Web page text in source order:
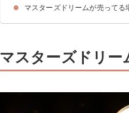
①楽天市場│ザ・プレミアム・モ
②Amazon｜ザ・プレミアム・モ
③ヨドバシカメラ│ザ・プレミア
マスターズドリームが売ってる
マスターズドリー